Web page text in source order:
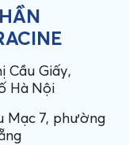
Cầu Giấy,
Hà Nội
Mạc 7, phường